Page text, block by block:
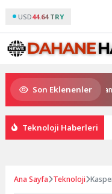
USD44.64 TRY
Son Eklenenler
Başkan Büyükakın’dan
Teknoloji Haberleri
Ana Sayfa Teknoloji